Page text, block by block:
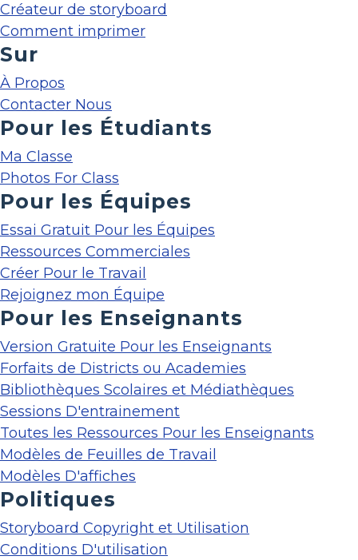
Créateur de storyboard
Comment imprimer
Sur
À Propos
Contacter Nous
Pour les Étudiants
Ma Classe
Photos For Class
Pour les Équipes
Essai Gratuit Pour les Équipes
Ressources Commerciales
Créer Pour le Travail
Rejoignez mon Équipe
Pour les Enseignants
Version Gratuite Pour les Enseignants
Forfaits de Districts ou Academies
Bibliothèques Scolaires et Médiathèques
Sessions D'entrainement
Toutes les Ressources Pour les Enseignants
Modèles de Feuilles de Travail
Modèles D'affiches
Politiques
Storyboard Copyright et Utilisation
Conditions D'utilisation